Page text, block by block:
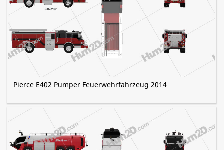
Pierce E402 Pumper Feuerwehrfahrzeug 2014